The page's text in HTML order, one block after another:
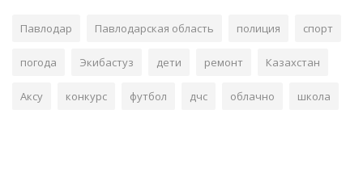
Павлодар Павлодарская область полиция спорт
погода Экибастуз дети ремонт Казахстан
Аксу конкурс футбол дчс облачно школа